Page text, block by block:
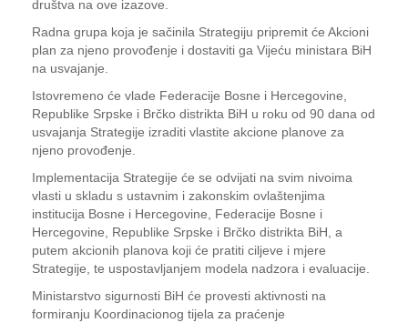
društva na ove izazove.
Radna grupa koja je sačinila Strategiju pripremit će Akcioni
plan za njeno provođenje i dostaviti ga Vijeću ministara BiH
na usvajanje.
Istovremeno će vlade Federacije Bosne i Hercegovine,
Republike Srpske i Brčko distrikta BiH u roku od 90 dana od
usvajanja Strategije izraditi vlastite akcione planove za
njeno provođenje.
Implementacija Strategije će se odvijati na svim nivoima
vlasti u skladu s ustavnim i zakonskim ovlaštenjima
institucija Bosne i Hercegovine, Federacije Bosne i
Hercegovine, Republike Srpske i Brčko distrikta BiH, a
putem akcionih planova koji će pratiti ciljeve i mjere
Strategije, te uspostavljanjem modela nadzora i evaluacije.
Ministarstvo sigurnosti BiH će provesti aktivnosti na
formiranju Koordinacionog tijela za praćenje